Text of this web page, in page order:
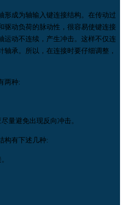
形成为轴输入键连接结构。在传动过
驱动负荷的脉动性，很容易使键连接
运动不连续，产生冲击。这样不仅连
承。所以，在连接时要仔细调整，
两种:
量避免出现反向冲击。
构有下述几种: